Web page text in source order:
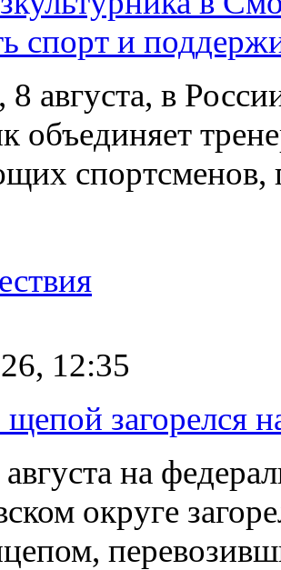
спорт и
8 августа, в
объединяет
12:35
щепой загорелся
на
округе